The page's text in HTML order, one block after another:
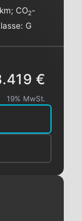
;CO2-
G
€
19% MwSt.